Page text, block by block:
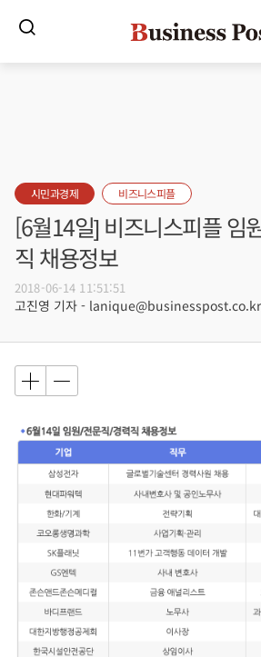
시민과경제 비즈니스피플
[6월14일] 비즈니스피플 임
직 채용정보
2018-06-14 11:51:51
고진영 기자 - lanique@businesspost.co.kr